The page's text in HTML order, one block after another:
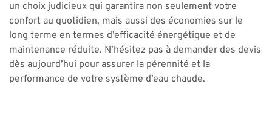
un choix judicieux qui garantira non seulement votre
confort au quotidien, mais aussi des économies sur le
long terme en termes d’efficacité énergétique et de
maintenance réduite. N’hésitez pas à demander des devis
dès aujourd’hui pour assurer la pérennité et la
performance de votre système d’eau chaude.